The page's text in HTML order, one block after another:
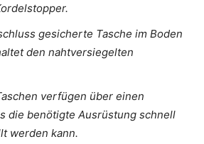
gesicherte Tasche im Boden
den nahtversiegelten
verfügen über einen
die benötigte Ausrüstung schnell
werden kann.